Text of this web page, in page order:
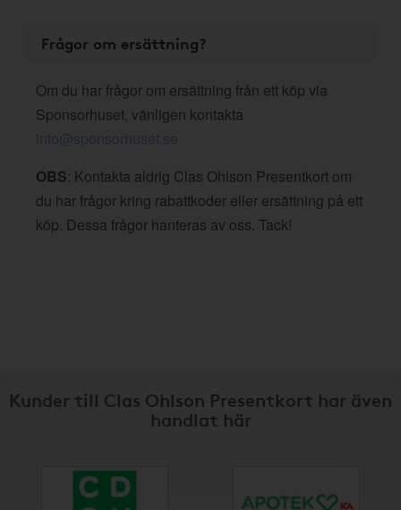
Frågor om ersättning?
Om du har frågor om ersättning från ett köp via
Sponsorhuset, vänligen kontakta
info@sponsorhuset.se
OBS: Kontakta aldrig Clas Ohlson Presentkort om
du har frågor kring rabattkoder eller ersättning på ett
köp. Dessa frågor hanteras av oss. Tack!
Kunder till Clas Ohlson Presentkort har även
handlat här